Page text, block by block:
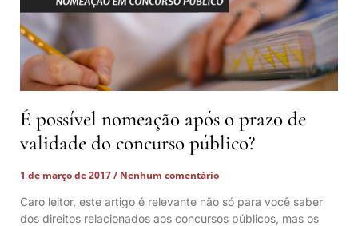
É possível nomeação após o prazo de
validade do concurso público?
1 de março de 2017
Nenhum comentário
Caro leitor, este artigo é relevante não só para você saber
dos direitos relacionados aos concursos públicos, mas os